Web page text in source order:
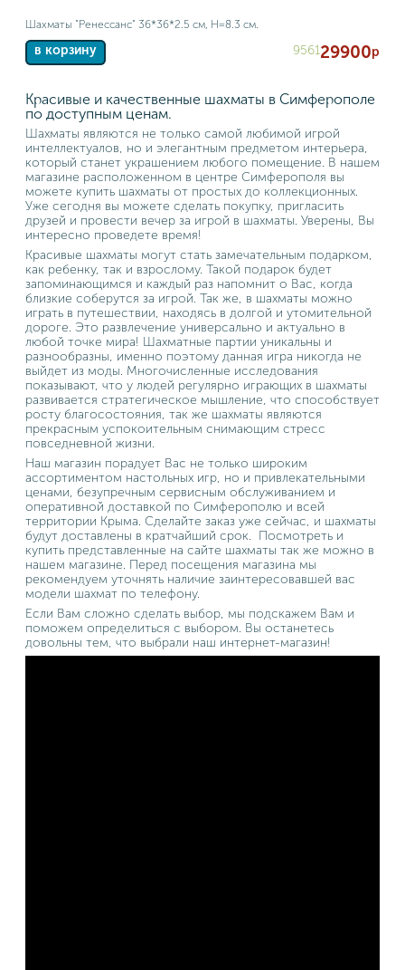
Шахматы "Ренессанс" 36*36*2.5 см, H=8.3 см.
в корзину 956129900р
Красивые и качественные шахматы в Симферополе
по доступным ценам.
Шахматы являются не только самой любимой игрой
интеллектуалов, но и элегантным предметом интерьера,
который станет украшением любого помещение. В нашем
магазине расположенном в центре Симферополя вы
можете купить шахматы от простых до коллекционных.
Уже сегодня вы можете сделать покупку, пригласить
друзей и провести вечер за игрой в шахматы. Уверены, Вы
интересно проведете время!
Красивые шахматы могут стать замечательным подарком,
как ребенку, так и взрослому. Такой подарок будет
запоминающимся и каждый раз напомнит о Вас, когда
близкие соберутся за игрой. Так же, в шахматы можно
играть в путешествии, находясь в долгой и утомительной
дороге. Это развлечение универсально и актуально в
любой точке мира! Шахматные партии уникальны и
разнообразны, именно поэтому данная игра никогда не
выйдет из моды. Многочисленные исследования
показывают, что у людей регулярно играющих в шахматы
развивается стратегическое мышление, что способствует
росту благосостояния, так же шахматы являются
прекрасным успокоительным снимающим стресс
повседневной жизни.
Наш магазин порадует Вас не только широким
ассортиментом настольных игр, но и привлекательными
ценами, безупречным сервисным обслуживанием и
оперативной доставкой по Симферополю и всей
территории Крыма. Сделайте заказ уже сейчас, и шахматы
будут доставлены в кратчайший срок. Посмотреть и
купить представленные на сайте шахматы так же можно в
нашем магазине. Перед посещения магазина мы
рекомендуем уточнять наличие заинтересовавшей вас
модели шахмат по телефону.
Если Вам сложно сделать выбор, мы подскажем Вам и
поможем определиться с выбором. Вы останетесь
довольны тем, что выбрали наш интернет-магазин!